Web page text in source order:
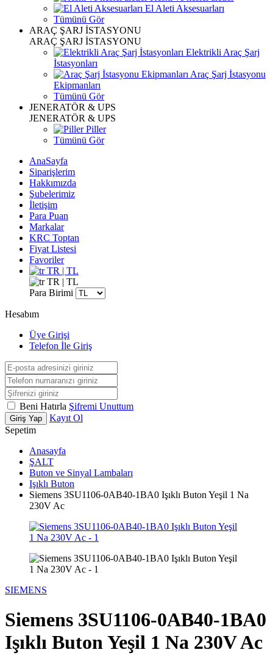
El Aleti Aksesuarları
Tümünü Gör
ARAÇ ŞARJ İSTASYONU
ARAÇ ŞARJ İSTASYONU
Elektrikli Araç Şarj
İstasyonları
Araç Şarj İstasyonu
Ekipmanları
Tümünü Gör
JENERATÖR & UPS
JENERATÖR & UPS
Piller
Tümünü Gör
AnaSayfa
Siparişlerim
Hakkımızda
Şubelerimiz
İletişim
Para Puan
Markalar
KRC Toptan
Fiyat Listesi
Favoriler
TR | TL
TR | TL
Para Birimi
Hesabım
Üye Girişi
Telefon İle Giriş
Beni Hatırla Şifremi Unuttum
Giriş Yap
Kayıt Ol
Sepetim
Anasayfa
ŞALT
Buton ve Sinyal Lambaları
Işıklı Buton
Siemens 3SU1106-0AB40-1BA0 Işıklı Buton Yeşil 1 Na
230V Ac
SIEMENS
Siemens 3SU1106-0AB40-1BA0
Işıklı Buton Yeşil 1 Na 230V Ac